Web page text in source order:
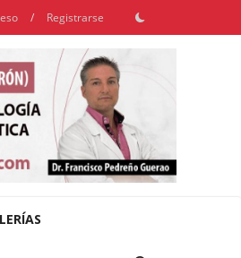
/ Registrarse